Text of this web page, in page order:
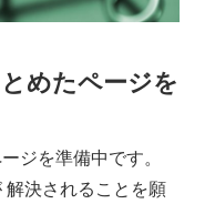
めたページを
ジを準備中です。
決されることを願